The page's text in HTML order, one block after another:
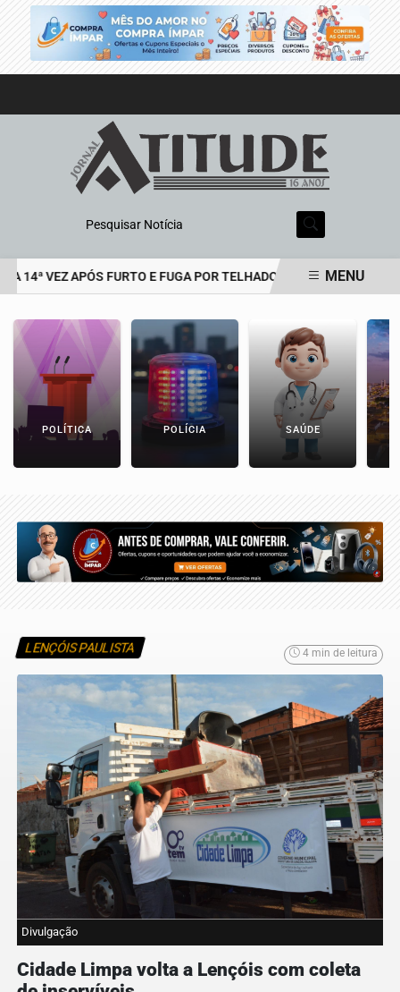
Pesquisar Notícia
14ª VEZ APÓS FURTO E FUGA POR TELHADOS HOMEM É
MENU
POLÍTICA POLÍCIA SAÚDE
LENÇÓIS PAULISTA 4 min de leitura
Divulgação
Cidade Limpa volta a Lençóis com coleta